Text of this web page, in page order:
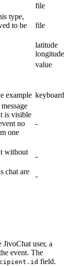
file
type,
to be
file
latitude
longitude
value
example keyboard
is visible
no
one
-
without
-
chat are
-
user, a
event. The
field.